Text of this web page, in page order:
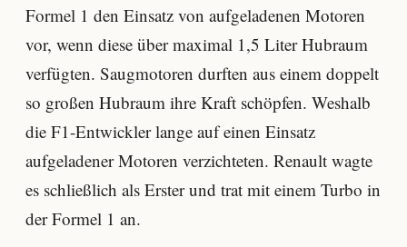
Formel 1 den Einsatz von aufgeladenen Motoren
vor, wenn diese über maximal 1,5 Liter Hubraum
verfügten. Saugmotoren durften aus einem doppelt
so großen Hubraum ihre Kraft schöpfen. Weshalb
die F1-Entwickler lange auf einen Einsatz
aufgeladener Motoren verzichteten. Renault wagte
es schließlich als Erster und trat mit einem Turbo in
der Formel 1 an.